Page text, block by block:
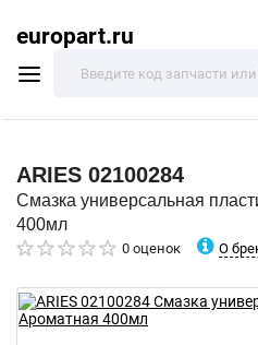
europart.ru
ARIES 02100284
Смазка универсальная
400мл
0 оценок О